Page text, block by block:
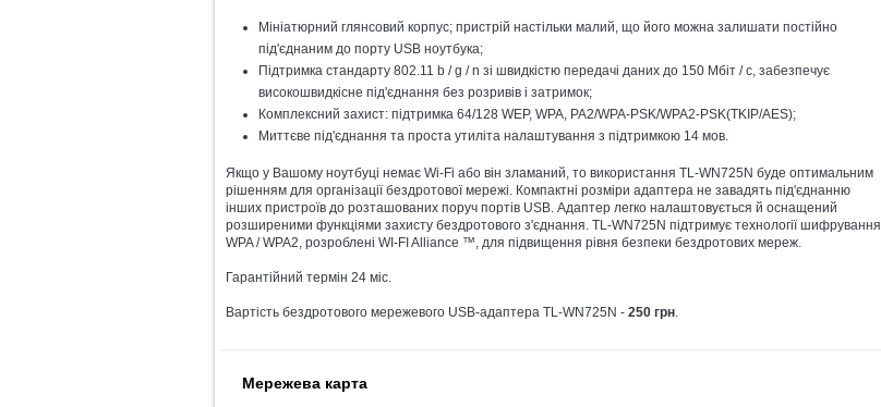
Мініатюрний глянсовий корпус; пристрій настільки малий, що його можна залишати постійно
під'єднаним до порту USB ноутбука;
Підтримка стандарту 802.11 b / g / n зі швидкістю передачі даних до 150 Мбіт / с, забезпечує
високошвидкісне під'єднання без розривів і затримок;
Комплексний захист: підтримка 64/128 WEP, WPA, PA2/WPA-PSK/WPA2-PSK(TKIP/AES);
Миттєве під'єднання та проста утиліта налаштування з підтримкою 14 мов.
Якщо у Вашому ноутбуці немає Wi-Fi або він зламаний, то використання TL-WN725N буде оптимальним
рішенням для організації бездротової мережі. Компактні розміри адаптера не завадять під'єднанню
інших пристроїв до розташованих поруч портів USB. Адаптер легко налаштовується й оснащений
розширеними функціями захисту бездротового з'єднання. TL-WN725N підтримує технології шифрування
WPA / WPA2, розроблені WI-FI Alliance ™, для підвищення рівня безпеки бездротових мереж.
Гарантійний термін 24 міс.
Вартість бездротового мережевого USB-адаптера TL-WN725N - 250 грн.
Мережева карта